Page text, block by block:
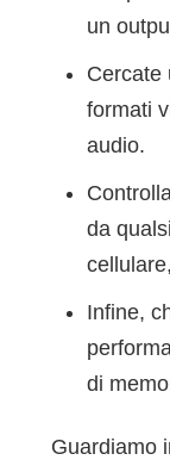
un
Cercate
formati
audio.
da
Infine,
di
Guardiamo